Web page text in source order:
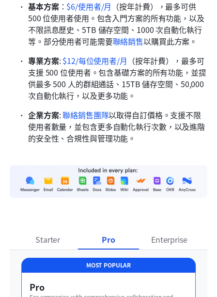
基本方案： $6/使用者/月 （按年計費），最多可供
500 位使用者使用。包含入門方案的所有功能，以及
不限訊息歷史、5TB 儲存空間、1000 次自動化執行
等。部分使用者可能需要聯絡銷售以購買此方案。
專業方案:$12/每位使用者/月 （按年計費），最多可
支援 500 位使用者。包含基礎方案的所有功能，並提
供最多 500 人的群組通話、15TB 儲存空間、50,000
次自動化執行，以及更多功能。
企業方案: 聯絡銷售團隊以取得自訂價格。支援不限
使用者數量，並包含更多自動化執行次數，以及進階
的安全性、合規性與管理功能。
Starter Pro Enterprise
MOST POPULAR
Pro